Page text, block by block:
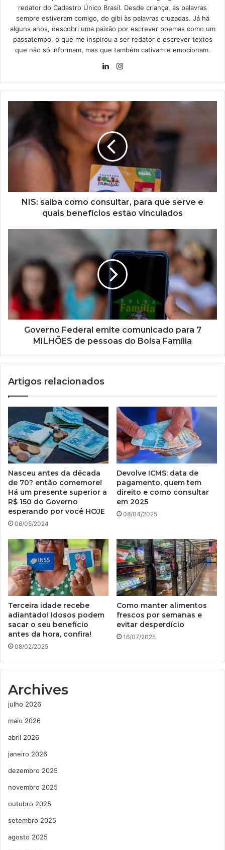
redator do Cadastro Único Brasil. Desde criança, as palavras
sempre estiveram comigo, do gibi às palavras cruzadas. Já há
alguns anos, descobri uma paixão por escrever poemas como um
passatempo, o que me inspirou a ser redator e escrever textos
que não só informam, mas que também cativam e emocionam.
Linkedin
saiba
como
consultar,
para
quais
benefícios
NIS: saiba como consultar, para que serve e
quais benefícios estão vinculados
comunicado
MILHÕES
de
pessoas
Governo Federal emite comunicado para 7
MILHÕES de pessoas do Bolsa Família
Artigos relacionados
Nasceu antes da década
de 70? então comemore!
Há um presente superior a
R$ 150 do Governo
esperando por você HOJE
06/05/2024
Devolve ICMS: data de
pagamento, quem tem
direito e como consultar
em 2025
08/04/2025
Terceira idade recebe
adiantado! Idosos podem
sacar o seu benefício
antes da hora, confira!
08/02/2025
Como manter alimentos
frescos por semanas e
evitar desperdício
16/07/2025
Archives
julho 2026
maio 2026
abril 2026
janeiro 2026
dezembro 2025
novembro 2025
outubro 2025
setembro 2025
agosto 2025